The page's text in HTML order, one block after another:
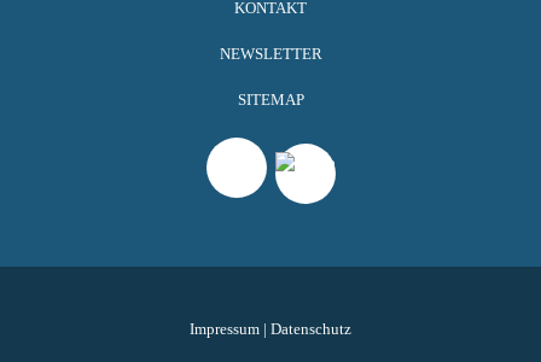
KONTAKT
NEWSLETTER
SITEMAP
Impressum | Datenschutz